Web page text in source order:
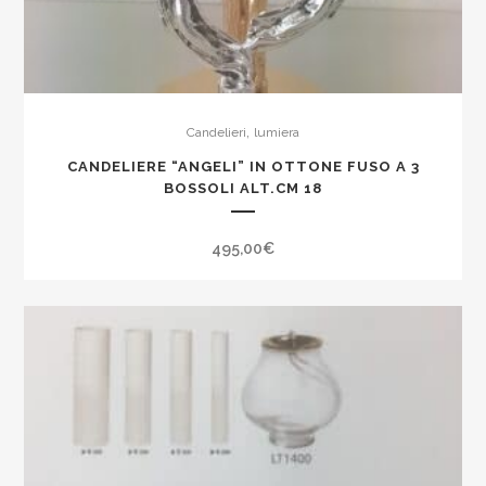
Candelieri, lumiera
CANDELIERE “ANGELI” IN OTTONE FUSO A 3
BOSSOLI ALT.CM 18
495,00€